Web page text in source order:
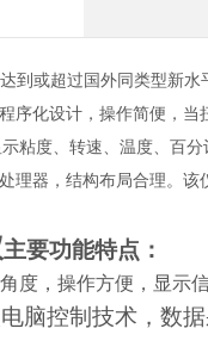
到或超过国外同类型新
化设计，操作简便，当
粘度、转速、温度、百
理器，结构布局合理。
主要功能特点：
度，操作方便，显示信
脑控制技术，数